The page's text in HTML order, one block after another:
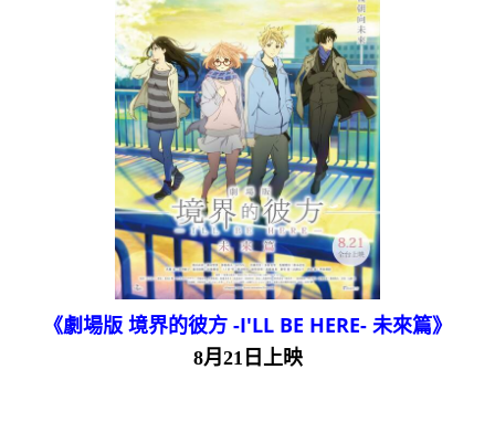
《劇場版 境界的彼方 -I'LL BE HERE- 未來篇》
8月21日上映